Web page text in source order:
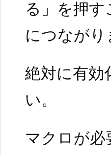
る」を押
につながり
絶対に有効
い。
マクロが